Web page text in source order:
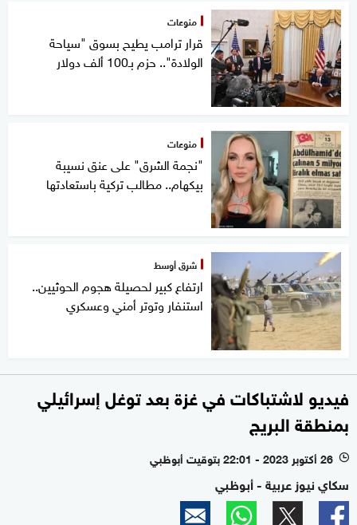
منوعات
قرار ترامب يطيح بسوق "سياحة
الولادة".. حزم بـ100 ألف دولار
منوعات
"نجمة الشرق" على عنق نسيبة
بيكهام.. مطالب تركية باستعادتها
شرق أوسط
ارتفاع كبير لحصيلة هجوم الحوثيين..
استنفار وتوتر أمني وعسكري
فيديو لاشتباكات في غزة بعد توغل إسرائيلي
بمنطقة البريج
l 26 أكتوبر 2023 - 22:01 بتوقيت أبوظبي
سكاي نيوز عربية - أبوظبي